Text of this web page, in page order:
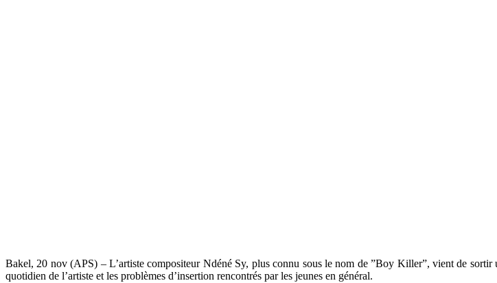
Bakel, 20 nov (APS) – L’artiste compositeur Ndéné Sy, plus connu sous le nom de ”Boy Killer”, vient de
quotidien de l’artiste et les problèmes d’insertion rencontrés par les jeunes en général.